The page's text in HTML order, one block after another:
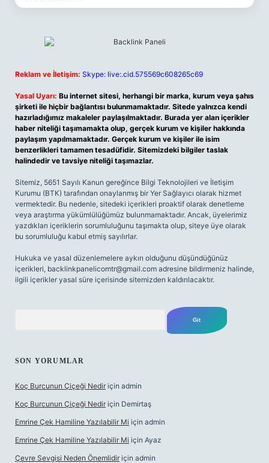
Reklam ve İletişim: Skype: live:.cid.575569c608265c69
Yasal Uyarı: Bu internet sitesi, herhangi bir marka, kurum veya şahıs
şirketi ile hiçbir bağlantısı bulunmamaktadır. Sitede yalnızca kendi
hazırladığımız makaleler paylaşılmaktadır. Burada yer alan içerikler
haber niteliği taşımamakta olup, gerçek kurum ve kişiler hakkında
paylaşım yapılmamaktadır. Gerçek kurum ve kişiler ile isim
benzerlikleri tamamen tesadüfidir. Sitemizdeki bilgiler taslak
halindedir ve tavsiye niteliği taşımazlar.
Sitemiz, 5651 Sayılı Kanun gereğince Bilgi Teknolojileri ve İletişim
Kurumu (BTK) tarafından onaylanmış bir Yer Sağlayıcı olarak hizmet
vermektedir. Bu nedenle, sitedeki içerikleri proaktif olarak denetleme
veya araştırma yükümlülüğümüz bulunmamaktadır. Ancak, üyelerimiz
yazdıkları içeriklerin sorumluluğunu taşımakta olup, siteye üye olarak
bu sorumluluğu kabul etmiş sayılırlar.
Hukuka ve yasal düzenlemelere aykırı olduğunu düşündüğünüz
içerikleri, backlinkpanelicomtr@gmail.com adresine bildirmeniz halinde,
ilgili içerikler yasal süre içerisinde sitemizden kaldırılacaktır.
SON YORUMLAR
Koç Burcunun Çiçeği Nedir için admin
Koç Burcunun Çiçeği Nedir için Demirtaş
Emrine Çek Hamiline Yazılabilir Mi için admin
Emrine Çek Hamiline Yazılabilir Mi için Ayaz
Çevre Sevgisi Neden Önemlidir için admin